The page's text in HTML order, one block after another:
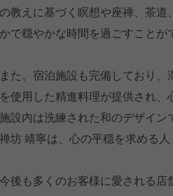
の教えに基づく瞑想や座禅、茶
かで穏やかな時間を過ごすことが
また、宿泊施設も完備しており
を使用した精進料理が提供され
施設内は洗練された和のデザイ
禅坊 靖寧は、心の平穏を求める
今後も多くのお客様に愛される